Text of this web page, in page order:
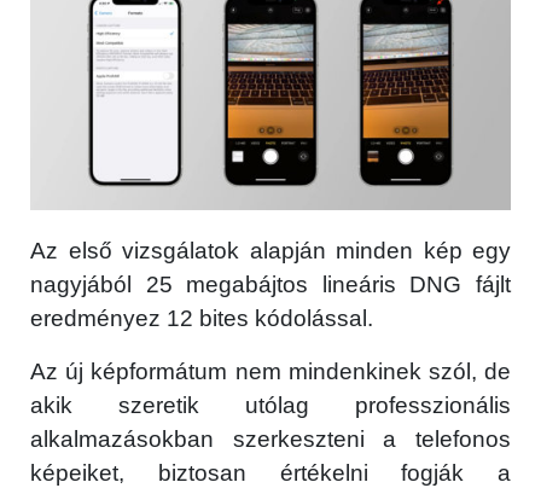
Az első vizsgálatok alapján minden kép egy
nagyjából 25 megabájtos lineáris DNG fájlt
eredményez 12 bites kódolással.
Az új képformátum nem mindenkinek szól, de
akik szeretik utólag professzionális
alkalmazásokban szerkeszteni a telefonos
képeiket, biztosan értékelni fogják a